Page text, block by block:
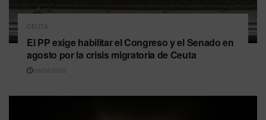
CEUTA
El PP exige habilitar el Congreso y el Senado en
agosto por la crisis migratoria de Ceuta
06/08/2026